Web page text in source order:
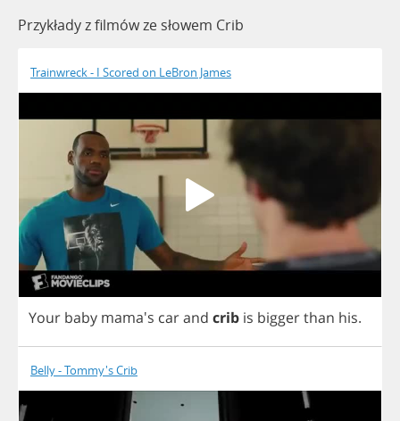
Przykłady z filmów ze słowem Crib
Trainwreck - I Scored on LeBron James
Your baby mama's carand crib is biggerthan his.
Belly - Tommy's Crib